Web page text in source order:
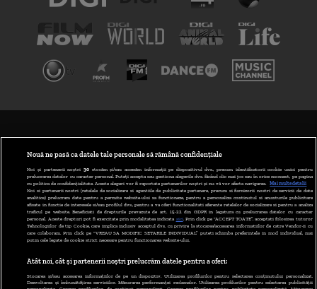
ABONARE DIGI TV
GESTIONAȚI PREFERINȚELE
CODUL DIGI24
CAMERE WEB
CONTACT/INFO
Nouă ne pasă ca datele tale personale să rămână confidențiale
Noi și partenerii noștri 30stocăm și/sau accesăm informații pe dispozitivul dvs., precum identificatorii cookie unici pentru
prelucrarea datelor cu caracter personal. Puteți accepta sau gestiona alegerile dvs. făcând clic mai jos sau în orice moment, pe pagina
cu politica de confidențialitate. Aceste alegeri vor fi raportate partenerilor noștri și nu vă vor afecta navigarea.
Mai multe detalii
Noi si partenerii nostri (retelele de socializare si agentiile de publicitate partenere, precum si furnizorii nostri de servicii de date
analitice) prelucram date pentru a permite website-ului sa functioneze, pentru a personaliza continutul si anunturile publicitare
afisate in functie de interesele si/sau profilul dvs., pentru a va oferi functionalitati aferente retelelor de socializare si pentru a analiza
traficul pe website. Beneficiati de drepturile prevazute de art. 15-22 din GDPR in legatura cu prelucrarea datelor cu caracter
personal. Aceste drepturi pot fi exercitate prin modalitatea indicata aici. Prin click pe “ACCEPT TOATE”, acceptati folosirea tuturor
Tehnologiilor de tip Cookie, care implica inclusiv acceptul dvs. cu privire la stocarea/accesarea informatiilor de catre Vendor-ii cu
care colaboram. Prin click pe “VREAU SA MODIFIC SETARILE INDIVIDUAL” puteti schimba preferintele in mod individual, mai
putin cele legate de cookie strict necesare pentru functionarea website-ului.
Atât noi, cât și partenerii noștri prelucrăm datele pentru a oferi:
Stocarea și/sau accesarea informațiilor de pe un dispozitiv. Utilizarea profilurilor pentru selectarea conținutului personalizat.
Dezvoltarea și îmbunătățirea serviciilor. Măsurarea performanței reclamelor. Utilizarea profilurilor pentru selectarea publicității